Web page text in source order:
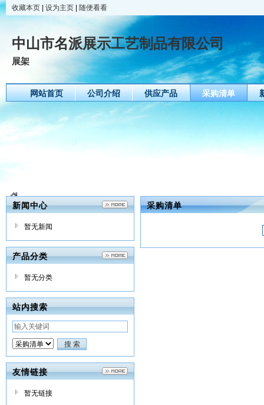
收藏本页 设为主页 随便看看
中山市名派展示工艺制品有限公司
展架
网站首页 公司介绍 供应产品 采购清单
新闻中心
暂无新闻
产品分类
暂无分类
站内搜索
友情链接
暂无链接
采购清单